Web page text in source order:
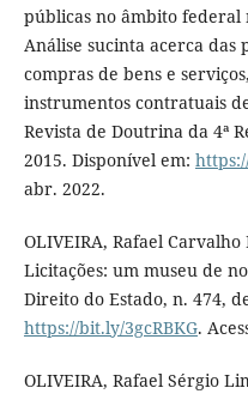
públicas no âmbito federal
Análise sucinta acerca das
compras de bens e
instrumentos contratuais
Revista de Doutrina da 4ª
2015. Disponível em:
abr. 2022.
OLIVEIRA, Rafael
Licitações: um museu de
Direito do Estado, n. 474,
https://bit.ly/3gcRBKG.
OLIVEIRA, Rafael Sérgio